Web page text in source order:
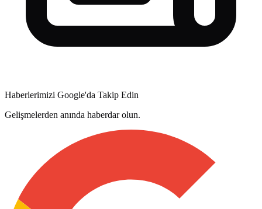
Haberlerimizi Google'da Takip Edin
Gelişmelerden anında haberdar olun.